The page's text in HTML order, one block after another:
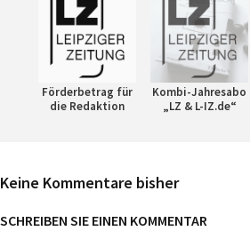
Förderbetrag für
die Redaktion
Kombi-Jahresabo
„LZ & L-IZ.de“
Keine Kommentare bisher
SCHREIBEN SIE EINEN KOMMENTAR